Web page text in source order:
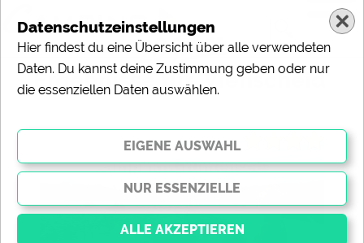
Ergebnisse für 'Viehscheid'
Camping-Grüntensee-
International
Datenschutzeinstellungen
Hier findest du eine Übersicht über alle verwendeten
Daten. Du kannst deine Zustimmung geben oder nur
die essenziellen Daten auswählen.